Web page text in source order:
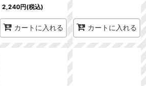
2,240円(税込)
カートに入れる カートに入れる